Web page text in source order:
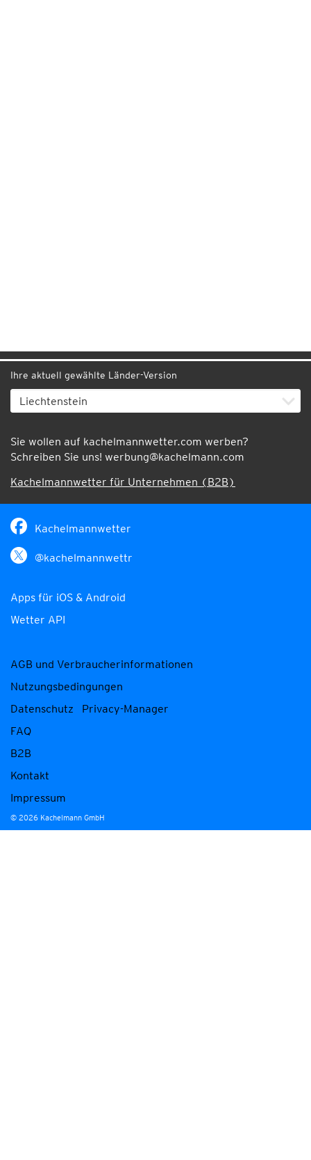
Ihre aktuell gewählte Länder-Version
Sie wollen auf kachelmannwetter.com werben?
Schreiben Sie uns! werbung@kachelmann.com
Kachelmannwetter für Unternehmen (B2B)
Kachelmannwetter
@kachelmannwettr
Apps für iOS & Android
Wetter API
AGB und Verbraucherinformationen
Nutzungsbedingungen
Datenschutz
Privacy-Manager
FAQ
B2B
Kontakt
Impressum
© 2026 Kachelmann GmbH